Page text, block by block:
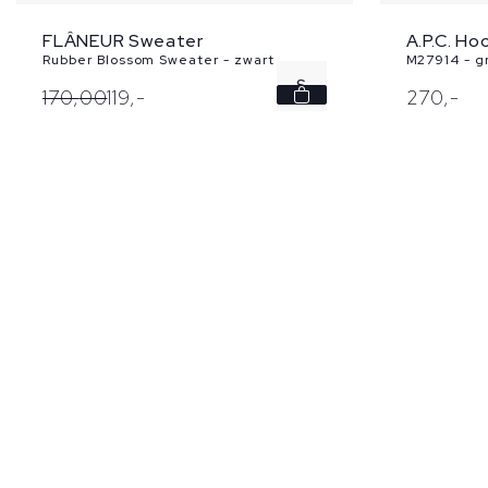
FLÂNEUR Sweater
Rubber Blossom Sweater - zwart
170,00119,- S
A.P.C.
M27914 -
270,-